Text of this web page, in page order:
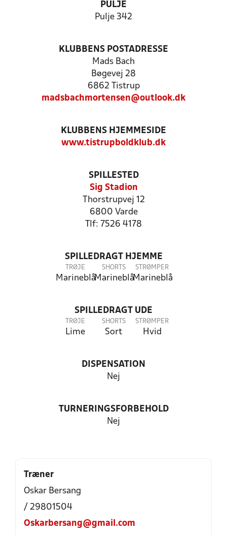
PULJE
Pulje 342
KLUBBENS POSTADRESSE
Mads Bach
Bøgevej 28
6862 Tistrup
madsbachmortensen@outlook.dk
KLUBBENS HJEMMESIDE
www.tistrupboldklub.dk
SPILLESTED
Sig Stadion
Thorstrupvej 12
6800 Varde
Tlf: 7526 4178
SPILLEDRAGT HJEMME
TRØJE
Marineblå
SHORTS
Marineblå
STRØMPER
Marineblå
SPILLEDRAGT UDE
TRØJE
Lime
SHORTS
Sort
STRØMPER
Hvid
DISPENSATION
Nej
TURNERINGSFORBEHOLD
Nej
Træner
Oskar Bersang
/ 29801504
Oskarbersang@gmail.com